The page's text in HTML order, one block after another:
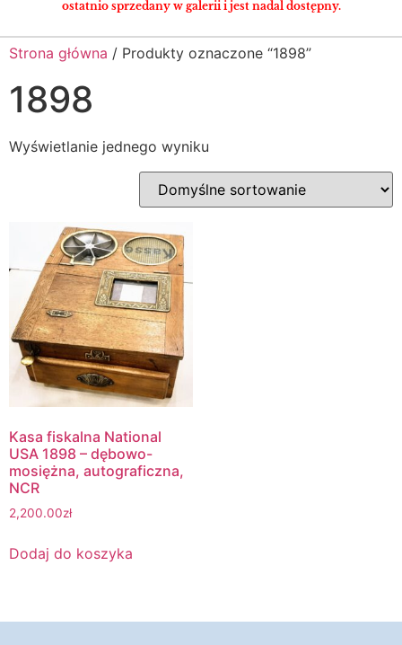
ostatnio sprzedany w galerii i jest nadal dostępny.
Strona główna / Produkty oznaczone “1898”
1898
Wyświetlanie jednego wyniku
Kasa fiskalna National
USA 1898 – dębowo-
mosiężna, autograficzna,
NCR
2,200.00zł
Dodaj do koszyka